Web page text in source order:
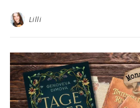
Lilli